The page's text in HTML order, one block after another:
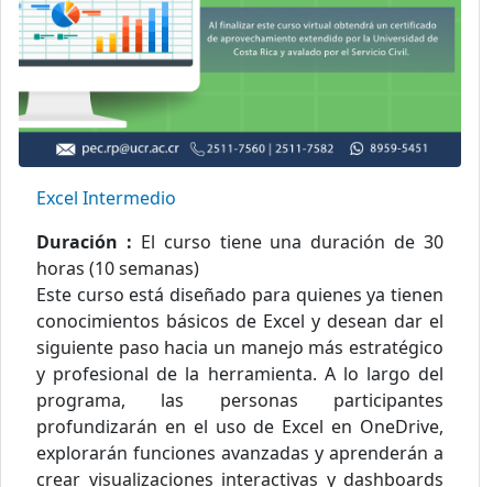
Excel Intermedio
Duración : El curso tiene una duración de 30
horas (10 semanas)
Este curso está diseñado para quienes ya tienen
conocimientos básicos de Excel y desean dar el
siguiente paso hacia un manejo más estratégico
y profesional de la herramienta. A lo largo del
programa, las personas participantes
profundizarán en el uso de Excel en OneDrive,
explorarán funciones avanzadas y aprenderán a
crear visualizaciones interactivas y dashboards